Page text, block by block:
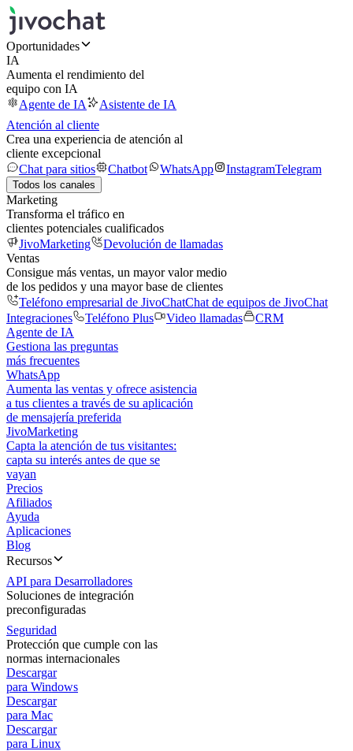
Oportunidades
IA
Aumenta el rendimiento del
equipo con IA
Agente de IA
Asistente de IA
Atención al cliente
Crea una experiencia de atención al
cliente excepcional
Chat para sitios
Chatbot WhatsApp InstagramTelegram
Todos los canales
Marketing
Transforma el tráfico en
clientes potenciales cualificados
JivoMarketing
Devolución de llamadas
Ventas
Consigue más ventas, un mayor valor medio
de los pedidos y una mayor base de clientes
Teléfono empresarial de JivoChatChat de equipos de JivoChat
Integraciones
Teléfono Plus Video llamadas
CRM
Agente de IA
Gestiona las preguntas
más frecuentes
WhatsApp
Aumenta las ventas y ofrece asistencia
a tus clientes a través de su aplicación
de mensajería preferida
JivoMarketing
Capta la atención de tus visitantes:
capta su interés antes de que se
vayan
Precios
Afiliados
Ayuda
Aplicaciones
Blog
Recursos
API para Desarrolladores
Soluciones de integración
preconfiguradas
Seguridad
Protección que cumple con las
normas internacionales
Descargar
para Windows
Descargar
para Mac
Descargar
para Linux